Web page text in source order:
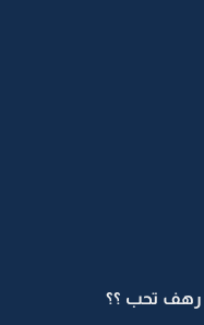
رهف تحب ؟؟